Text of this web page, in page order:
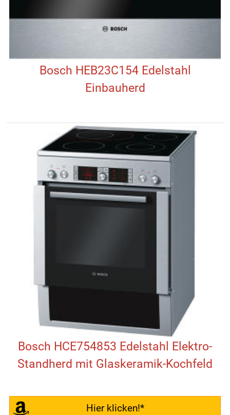
Bosch HEB23C154 Edelstahl
Einbauherd
Bosch HCE754853 Edelstahl Elektro-
Standherd mit Glaskeramik-Kochfeld
Hier klicken!*